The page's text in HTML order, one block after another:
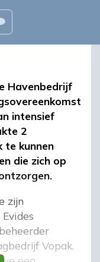
Havenbedrijf
intensief
2
te kunnen
die zich op
zijn
Vopak.